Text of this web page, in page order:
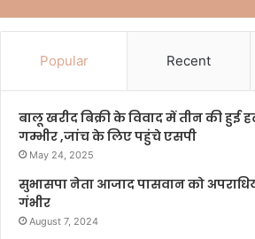
Popular Recent
बालू खरीद बिक्री के विवाद में तीन की हुई
गम्भीर ,जांच के लिए पहुंचे एसपी
May 24, 2025
सुभासपा नेता आजाद पासवान को
गंभीर
August 7, 2024